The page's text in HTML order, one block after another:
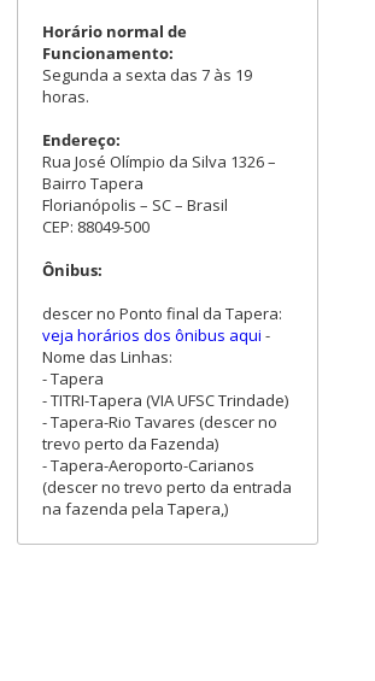
Horário normal de
Funcionamento:
Segunda a sexta das 7 às 19
horas.
Endereço:
Rua José Olímpio da Silva 1326 –
Bairro Tapera
Florianópolis – SC – Brasil
CEP: 88049-500
Ônibus:
descer no Ponto final da Tapera:
veja horários dos ônibus aqui -
Nome das Linhas:
- Tapera
- TITRI-Tapera (VIA UFSC Trindade)
- Tapera-Rio Tavares (descer no
trevo perto da Fazenda)
- Tapera-Aeroporto-Carianos
(descer no trevo perto da entrada
na fazenda pela Tapera,)